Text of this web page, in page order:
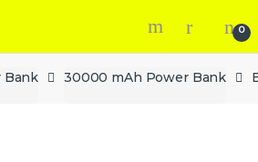
0
Bank 30000 mAh Power Bank